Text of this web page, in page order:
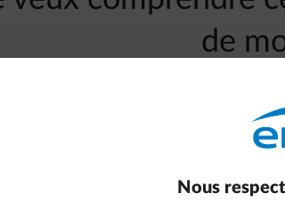
de
ce délai, votre contrat sera
sera tacitement reconduit.
Nous